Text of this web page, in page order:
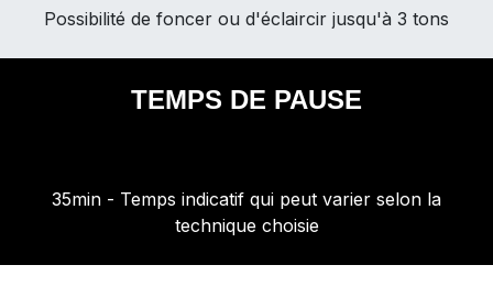
Possibilité de foncer ou d'éclaircir jusqu'à 3 tons
TEMPS DE PAUSE
35min - Temps indicatif qui peut varier selon la
technique choisie